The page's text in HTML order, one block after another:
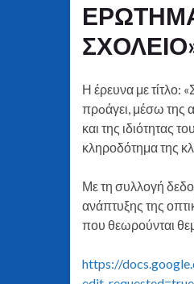
Η έρευνα με τίτλο:
πρoάγει, μέσω της
και της ιδιότητας
κληροδότημα της
Με τη συλλογή
ανάπτυξης της
που θεωρούνται
https://